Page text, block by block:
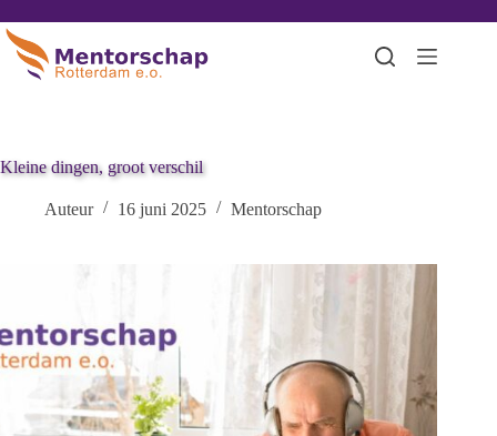
Kleine dingen, groot verschil
Auteur 16 juni 2025 Mentorschap